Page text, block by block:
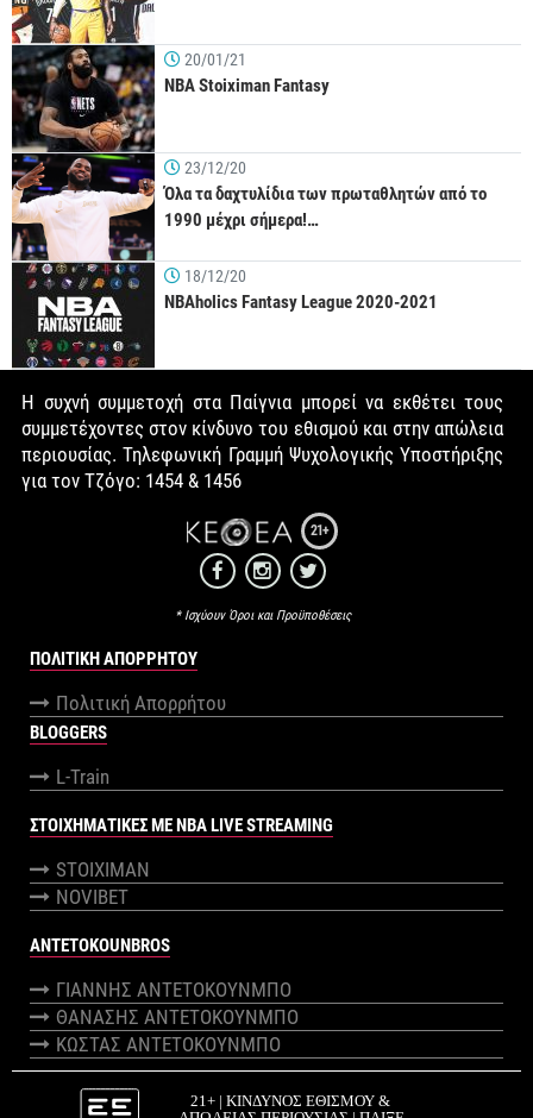
20/01/21
NBA Stoiximan Fantasy
23/12/20
Όλα τα δαχτυλίδια των πρωταθλητών από το
1990 μέχρι σήμερα!…
18/12/20
NBAholics Fantasy League 2020-2021
Η συχνή συμμετοχή στα Παίγνια μπορεί να εκθέτει τους
συμμετέχοντες στον κίνδυνο του εθισμού και στην απώλεια
περιουσίας. Τηλεφωνική Γραμμή Ψυχολογικής Υποστήριξης
για τον Τζόγο: 1454 & 1456
21+
* Ισχύουν Όροι και Προϋποθέσεις
ΠΟΛΙΤΙΚΉ ΑΠΟΡΡΉΤΟΥ
Πολιτική Απορρήτου
BLOGGERS
L-Train
ΣΤΟΙΧΗΜΑΤΙΚΕΣ ΜΕ NBA LIVE STREAMING
STOIXIMAN
NOVIBET
ANTETOKOUNBROS
ΓΙΑΝΝΗΣ ΑΝΤΕΤΟΚΟΥΝΜΠΟ
ΘΑΝΑΣΗΣ ΑΝΤΕΤΟΚΟΥΝΜΠΟ
ΚΩΣΤΑΣ ΑΝΤΕΤΟΚΟΥΝΜΠΟ